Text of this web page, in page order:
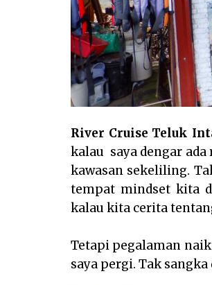
River Cruise Teluk
kalau saya dengar
kawasan sekeliling.
tempat mindset kita
kalau kita cerita
Tetapi pegalaman
saya pergi. Tak